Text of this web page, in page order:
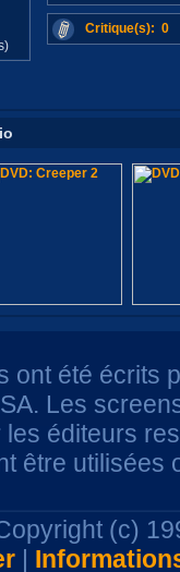
Critique(s): 0
ont été écrits
Les
éditeurs
être utilisées
(c)
|